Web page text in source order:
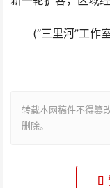
(“三里河”工作
转载本网稿件不得篡
删除。